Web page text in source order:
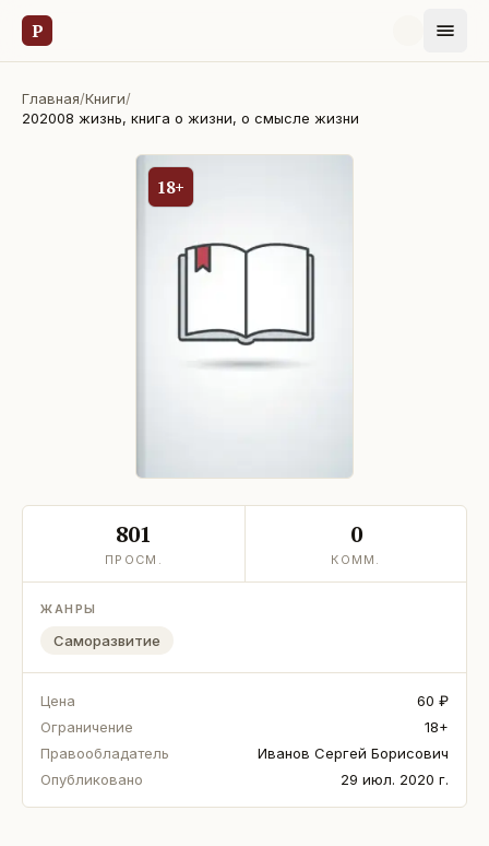
Р
Главная/Книги/
202008 жизнь, книга о жизни, о смысле жизни
18+
801
ПРОСМ.
0
КОММ.
ЖАНРЫ
Саморазвитие
Цена
60 ₽
Ограничение
18+
Правообладатель
Иванов Сергей Борисович
Опубликовано
29 июл. 2020 г.